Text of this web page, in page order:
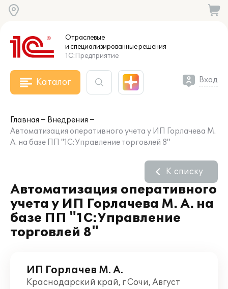
Отраслевые
и специализированныерешения
1С:Предприятие
Каталог Вход
Главная
Внедрения
Автоматизация оперативного учета у ИП Горлачева М.
А. на базе ПП "1С:Управление торговлей 8"
Автоматизация оперативного
учета у ИП Горлачева М. А. на
базе ПП "1С:Управление
торговлей 8"
К списку
ИП Горлачев М. А.
Краснодарский край, г Сочи, Август